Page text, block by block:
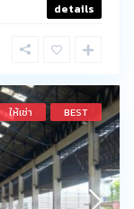
details
ให้เช่า BEST